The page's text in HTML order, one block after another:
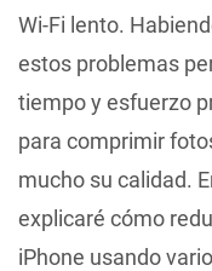
Wi-Fi lento.
estos problemas
tiempo y esfuerzo
para comprimir
mucho su calidad.
explicaré cómo
iPhone usando